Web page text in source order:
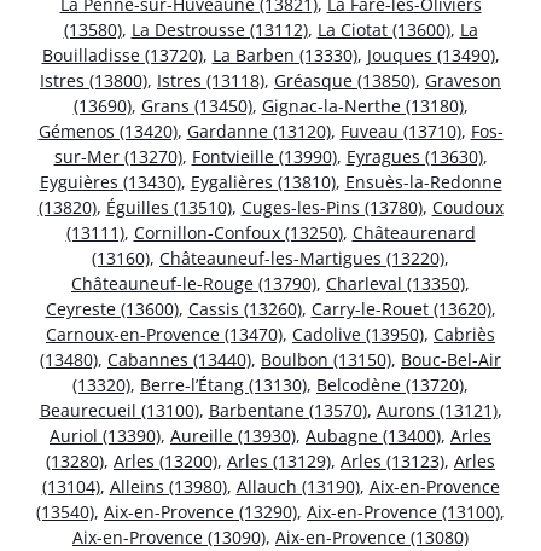
(13580), La Destrousse (13112), La Ciotat (13600), La
Bouilladisse (13720), La Barben (13330), Jouques (13490),
Istres (13800), Istres (13118), Gréasque (13850), Graveson
(13690), Grans (13450), Gignac-la-Nerthe (13180),
Gémenos (13420), Gardanne (13120), Fuveau (13710), Fos-
sur-Mer (13270), Fontvieille (13990), Eyragues (13630),
Eyguières (13430), Eygalières (13810), Ensuès-la-Redonne
(13820), Éguilles (13510), Cuges-les-Pins (13780), Coudoux
(13111), Cornillon-Confoux (13250), Châteaurenard
(13160), Châteauneuf-les-Martigues (13220),
Châteauneuf-le-Rouge (13790), Charleval (13350),
Ceyreste (13600), Cassis (13260), Carry-le-Rouet (13620),
Carnoux-en-Provence (13470), Cadolive (13950), Cabriès
(13480), Cabannes (13440), Boulbon (13150), Bouc-Bel-Air
(13320), Berre-l’Étang (13130), Belcodène (13720),
Beaurecueil (13100), Barbentane (13570), Aurons (13121),
Auriol (13390), Aureille (13930), Aubagne (13400), Arles
(13280), Arles (13200), Arles (13129), Arles (13123), Arles
(13104), Alleins (13980), Allauch (13190), Aix-en-Provence
(13540), Aix-en-Provence (13290), Aix-en-Provence (13100),
Aix-en-Provence (13090), Aix-en-Provence (13080)